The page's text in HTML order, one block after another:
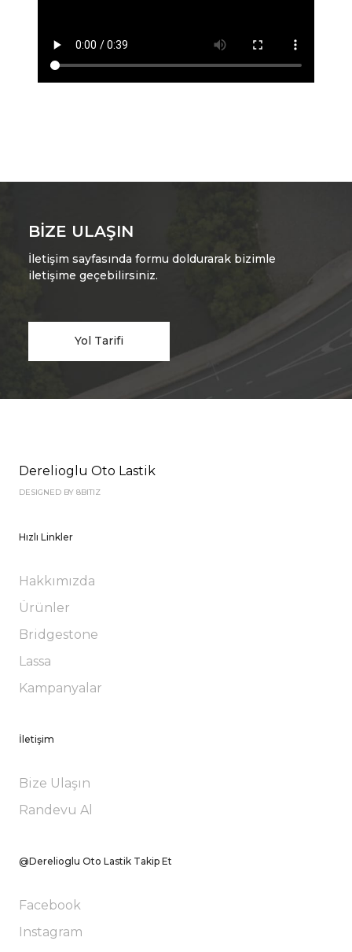
BIZE ULAŞIN
İletişim sayfasında formu doldurarak bizimle
iletişime geçebilirsiniz.
Yol Tarifi
Derelioglu Oto Lastik
DESIGNED BY 8BITIZ
Hızlı Linkler
Hakkımızda
Ürünler
Bridgestone
Lassa
Kampanyalar
İletişim
Bize Ulaşın
Randevu Al
@Derelioglu Oto Lastik Takip Et
Facebook
Instagram